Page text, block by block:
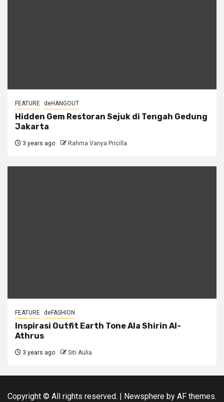
FEATURE deHANGOUT
Hidden Gem Restoran Sejuk di Tengah Gedung
Jakarta
3 years ago Rahma Vanya Pricilla
FEATURE deFASHION
Inspirasi Outfit Earth Tone Ala Shirin Al-
Athrus
3 years ago Siti Aulia
Copyright © All rights reserved. | Newsphere by AF themes.